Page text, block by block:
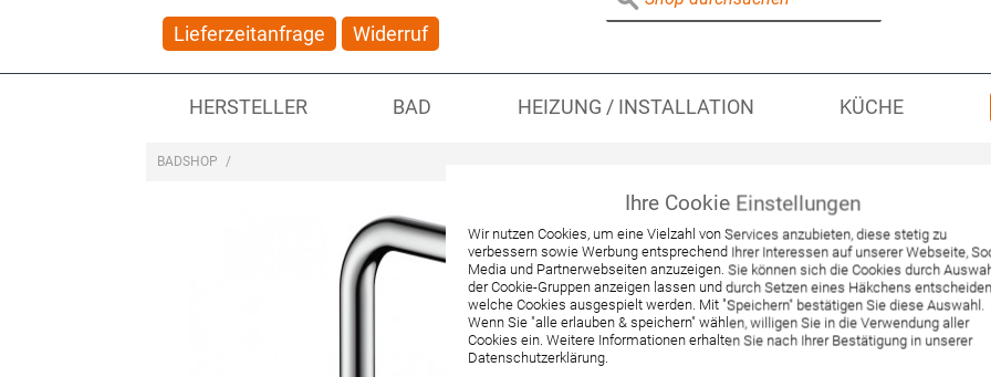
Lieferzeitanfrage Widerruf
HERSTELLER BAD HEIZUNG / INSTALLATION KÜCHE
BADSHOP /
Hansgrohe
(31609000)
Artikelnummer:31609000
Hersteller:Hansgrohe
Lieferzeit:Sofort lieferbar¹
Ihre Cookie Einstellungen
Wir nutzen Cookies, um eine Vielzahl von Services anzubieten, diese stetig zu
verbessern sowie Werbung entsprechend Ihrer Interessen auf unserer Webseite,
Media und Partnerwebseiten anzuzeigen. Sie können sich die Cookies durch
der Cookie-Gruppen anzeigen lassen und durch Setzen eines Häkchens
welche Cookies ausgespielt werden. Mit "Speichern" bestätigen Sie diese Auswahl.
Wenn Sie "alle erlauben & speichern" wählen, willigen Sie in die Verwendung aller
Cookies ein. Weitere Informationen erhalten Sie nach Ihrer Bestätigung in unserer
Datenschutzerklärung.